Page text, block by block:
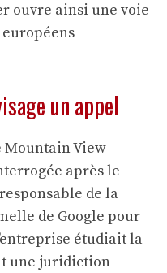
ouvre ainsi une voie
européens
un appel
Mountain View
après le
de la
de Google pour
étudiait la
une juridiction